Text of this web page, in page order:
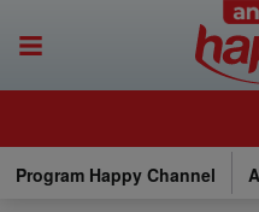
Program Happy Channel